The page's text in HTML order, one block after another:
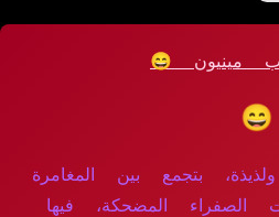
مينيون 😄
😄
بتجمع بين المغامرة
المضحكة، فيها